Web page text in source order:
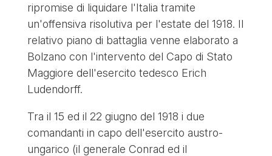
ripromise di liquidare l'Italia tramite
un'offensiva risolutiva per l'estate del 1918. Il
relativo piano di battaglia venne elaborato a
Bolzano con l'intervento del Capo di Stato
Maggiore dell'esercito tedesco Erich
Ludendorff.
Tra il 15 ed il 22 giugno del 1918 i due
comandanti in capo dell'esercito austro-
ungarico (il generale Conrad ed il